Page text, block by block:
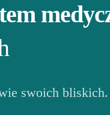
swoich bliskich.